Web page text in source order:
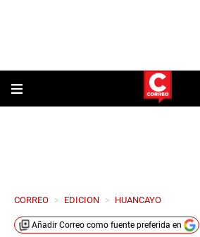
CORREO > EDICION > HUANCAYO
Añadir Correo como fuente preferida en